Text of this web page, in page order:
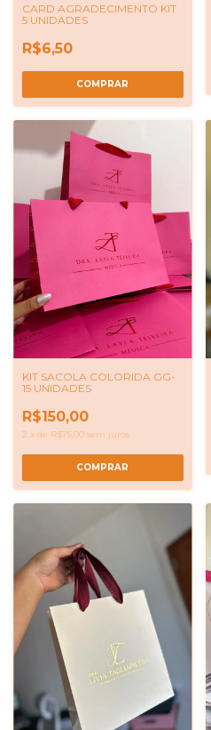
CARD AGRADECIMENTO KIT
5 UNIDADES
R$6,50
COMPRAR
KIT SACOLA COLORIDA GG-
15 UNIDADES
R$150,00
2 x de R$75,00 sem juros
COMPRAR